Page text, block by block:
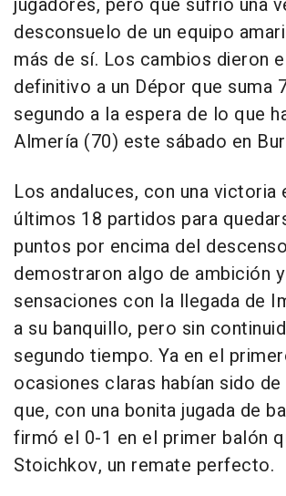
desconsuelo de un equipo
más de sí. Los cambios dieron
definitivo a un Dépor que suma
segundo a la espera de lo que
Almería (70) este sábado en
Los andaluces, con una victoria
últimos 18 partidos para
puntos por encima del
demostraron algo de ambición
sensaciones con la llegada de
a su banquillo, pero sin
segundo tiempo. Ya en el
ocasiones claras habían sido
que, con una bonita jugada de
firmó el 0-1 en el primer balón
Stoichkov, un remate perfecto.